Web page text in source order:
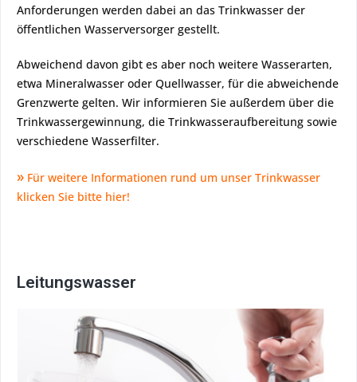
Anforderungen werden dabei an das Trinkwasser der
öffentlichen Wasserversorger gestellt.
Abweichend davon gibt es aber noch weitere Wasserarten,
etwa Mineralwasser oder Quellwasser, für die abweichende
Grenzwerte gelten. Wir informieren Sie außerdem über die
Trinkwassergewinnung, die Trinkwasseraufbereitung sowie
verschiedene Wasserfilter.
» Für weitere Informationen rund um unser Trinkwasser
klicken Sie bitte hier!
Leitungswasser